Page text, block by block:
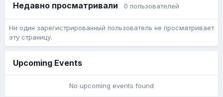
Недавно просматривали 0 пользователей
Ни один зарегистрированный пользователь не просматривает
эту страницу.
Upcoming Events
No upcoming events found